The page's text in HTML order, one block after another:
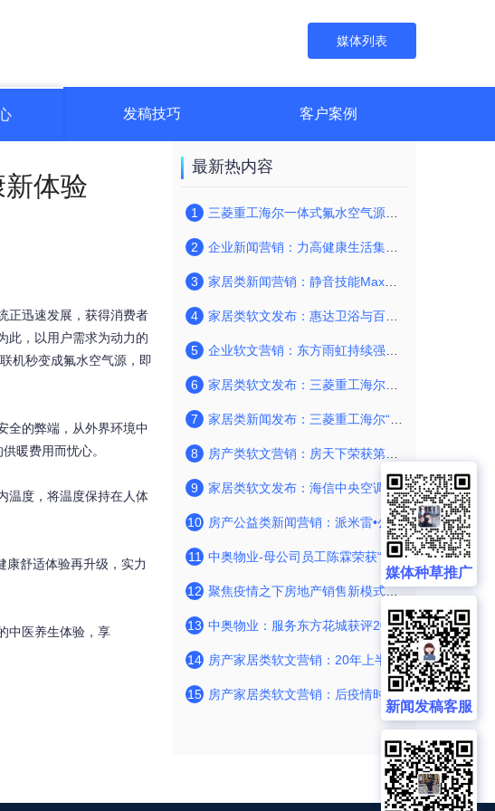
媒体列表
发稿技巧 客户案例
体验
正迅速发展，获得消费者
此，以用户需求为动力的
机秒变成氟水空气源，即
全的弊端，从外界环境中
暖费用而忧心。
温度，将温度保持在人体
康舒适体验再升级，实力
中医养生体验，享
最新热内容
1 三菱重工海尔一体式氟水空气源清洁供暖，推动绿色新发展
2 企业新闻营销：力高健康生活集团挖掘物业管理附加价值，以精细化服务应对行业形势变革
3 家居类新闻营销：静音技能Max三菱重工海尔“静音芯”技术保障“舒静”空间
4 家居类软文发布：惠达卫浴与百佳联盟达成战略合作
5 企业软文营销：东方雨虹持续强化人才队伍建设 “雨虹人才”巩固“雨虹品质”
6 家居类软文发布：三菱重工海尔携手浙江交工打造科技大城
7 家居类新闻发布：三菱重工海尔“e机通”技术打造健康新体验
8 房产类软文营销：房天下荣获第三届蝉鸣奖“2022年度行业风向奖”
9 家居类软文发布：海信中央空调:“天圆地方”新外观,颠覆行业的全新美学探索
10 房产公益类新闻营销：派米雷•公益在行动贵州双江爱心冬衣捐赠 让温暖在冬日盛放
11 中奥物业-母公司员工陈霖荣获“2019中国物业经理
12 聚焦疫情之下房地产销售新模式——房天下“网上售楼处”：一招下活满盘棋
13 中奥物业：服务东方花城获评2019杭州物业管理优秀住宅类项目
14 房产家居类软文营销：20年上半年房产行业网络关注度报告 房天下APP关注度第一
15 房产家居类软文营销：后疫情时代资管——数字办公楼宇共营
媒体种草推广
新闻发稿客服